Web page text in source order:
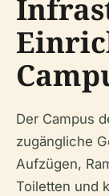
Der Campus
zugängliche
Aufzügen,
Toiletten und